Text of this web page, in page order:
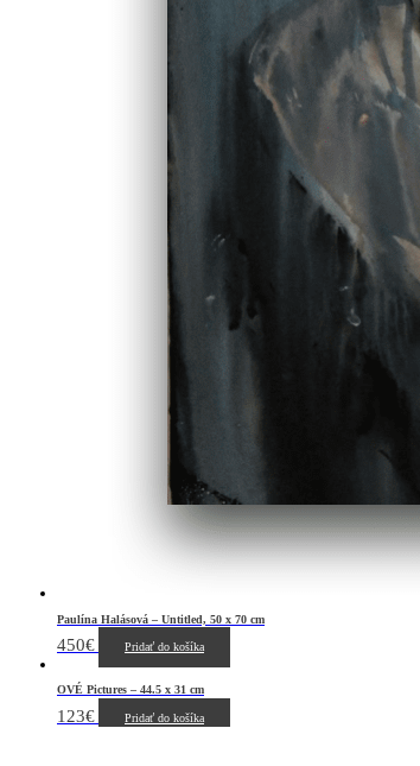
Paulína Halásová – Untitled, 50 x 70 cm
450€ Pridať do košíka
OVÉ Pictures – 44.5 x 31 cm
123€ Pridať do košíka